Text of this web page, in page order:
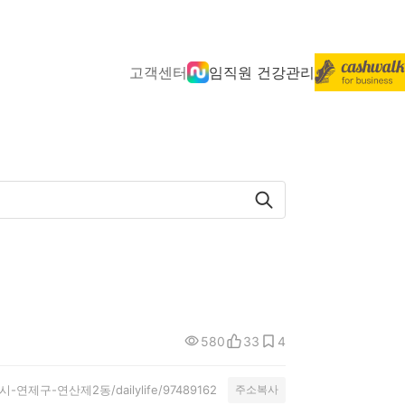
고객센터 임직원 건강관리
580 33 4
-연제구-연산제2동/dailylife/97489162 주소복사